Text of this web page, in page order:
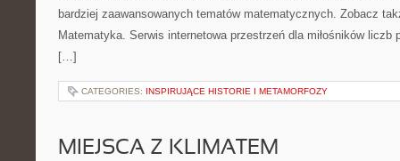
bardziej zaawansowanych tematów matematycznych. Zobacz
Matematyka. Serwis internetowa przestrzeń dla miłośników liczb
[…]
CATEGORIES: INSPIRUJĄCE HISTORIE I METAMORFOZY
MIEJSCA Z KLIMATEM